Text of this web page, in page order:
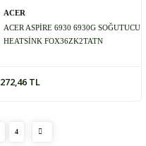
ACER
ACER ASPİRE 6930 6930G SOĞUTUCU
HEATSİNK FOX36ZK2TATN
272,46 TL
4